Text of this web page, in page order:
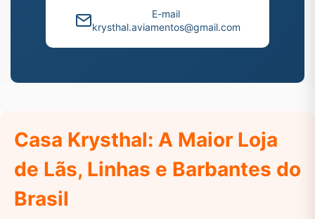
E-mail
krysthal.aviamentos@gmail.com
Casa Krysthal: A Maior Loja
de Lãs, Linhas e Barbantes do
Brasil